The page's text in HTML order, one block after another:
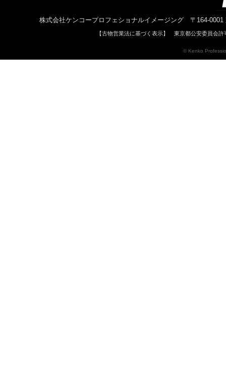
株式会社ケンコープロフェショナルイメージング 〒164-
【古物営業法に基づく表示】 東京都公安委員会
© Kenko